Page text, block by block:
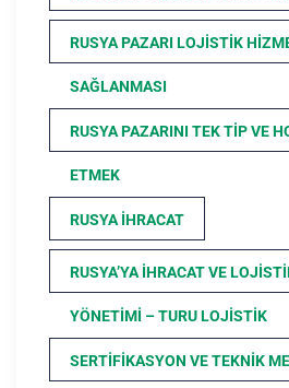
RUSYA PAZARI LOJISTIK
SAĞLANMASI
RUSYA PAZARINI TEK TIP VE
ETMEK
RUSYA İHRACAT
RUSYA’YA İHRACAT VE
YÖNETIMI – TURU LOJISTIK
SERTIFIKASYON VE TEKNIK